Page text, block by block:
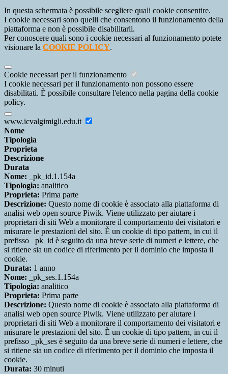
In questa schermata è possibile scegliere quali cookie consentire.
I cookie necessari sono quelli che consentono il funzionamento della
piattaforma e non è possibile disabilitarli.
Per conoscere quali sono i cookie necessari al funzionamento potete
visionare la COOKIE POLICY.
Cookie necessari per il funzionamento
I cookie necessari per il funzionamento non possono essere
disabilitati. È possibile consultare l'elenco nella pagina della cookie
policy.
www.icvalgimigli.edu.it
Nome
Tipologia
Proprieta
Descrizione
Durata
Nome: _pk_id.1.154a
Tipologia: analitico
Proprieta: Prima parte
Descrizione: Questo nome di cookie è associato alla piattaforma di
analisi web open source Piwik. Viene utilizzato per aiutare i
proprietari di siti Web a monitorare il comportamento dei visitatori e
misurare le prestazioni del sito. È un cookie di tipo pattern, in cui il
prefisso _pk_id è seguito da una breve serie di numeri e lettere, che
si ritiene sia un codice di riferimento per il dominio che imposta il
cookie.
Durata: 1 anno
Nome: _pk_ses.1.154a
Tipologia: analitico
Proprieta: Prima parte
Descrizione: Questo nome di cookie è associato alla piattaforma di
analisi web open source Piwik. Viene utilizzato per aiutare i
proprietari di siti Web a monitorare il comportamento dei visitatori e
misurare le prestazioni del sito. È un cookie di tipo pattern, in cui il
prefisso _pk_ses è seguito da una breve serie di numeri e lettere, che
si ritiene sia un codice di riferimento per il dominio che imposta il
cookie.
Durata: 30 minuti